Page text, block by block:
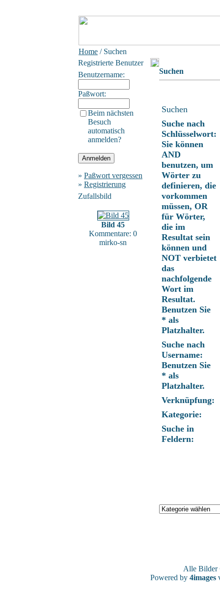
Home / Suchen
Registrierte Benutzer
Benutzername:
Paßwort:
Beim nächsten
Besuch
automatisch
anmelden?
» Paßwort vergessen
» Registrierung
Zufallsbild
Bild 45
Kommentare: 0
mirko-sn
Suchen
Suchen
Suche nach
Schlüsselwort:
Sie können
AND
benutzen, um
Wörter zu
definieren, die
vorkommen
müssen, OR
für Wörter,
die im
Resultat sein
können und
NOT verbietet
das
nachfolgende
Wort im
Resultat.
Benutzen Sie
* als
Platzhalter.
Suche nach
Username:
Benutzen Sie
* als
Platzhalter.
Verknüpfung:
Kategorie:
Suche in
Feldern:
Alle
Powered by 4images